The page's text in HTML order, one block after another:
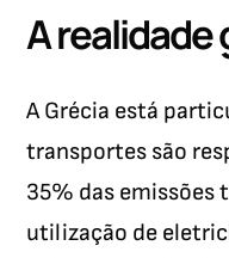
A realidade
A Grécia está
transportes são
35% das emissões
utilização de